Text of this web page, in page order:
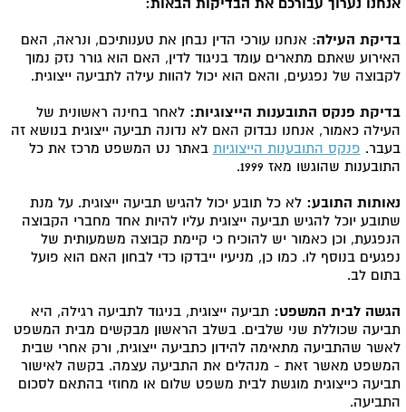
בדיקת העילה: אנחנו עורכי הדין נבחן את טענותיכם, ונראה, האם
האירוע שאתם מתארים עומד בניגוד לדין, האם הוא גורר נזק נמוך
לקבוצה של נפגעים, והאם הוא יכול להוות עילה לתביעה ייצוגית.
בדיקת פנקס התובענות הייצוגיות: לאחר בחינה ראשונית של
העילה כאמור, אנחנו נבדוק האם לא נדונה תביעה ייצוגית בנושא זה
בעבר. פנקס התובענות הייצוגיות באתר נט המשפט מרכז את כל
התובענות שהוגשו מאז 1999.
נאותות התובע: לא כל תובע יכול להגיש תביעה ייצוגית. על מנת
שתובע יוכל להגיש תביעה ייצוגית עליו להיות אחד מחברי הקבוצה
הנפגעת, וכן כאמור יש להוכיח כי קיימת קבוצה משמעותית של
נפגעים בנוסף לו. כמו כן, מניעיו ייבדקו כדי לבחון האם הוא פועל
בתום לב.
הגשה לבית המשפט: תביעה ייצוגית, בניגוד לתביעה רגילה, היא
תביעה שכוללת שני שלבים. בשלב הראשון מבקשים מבית המשפט
לאשר שהתביעה מתאימה להידון כתביעה ייצוגית, ורק אחרי שבית
המשפט מאשר זאת - מנהלים את התביעה עצמה. בקשה לאישור
תביעה כייצוגית מוגשת לבית משפט שלום או מחוזי בהתאם לסכום
התביעה.